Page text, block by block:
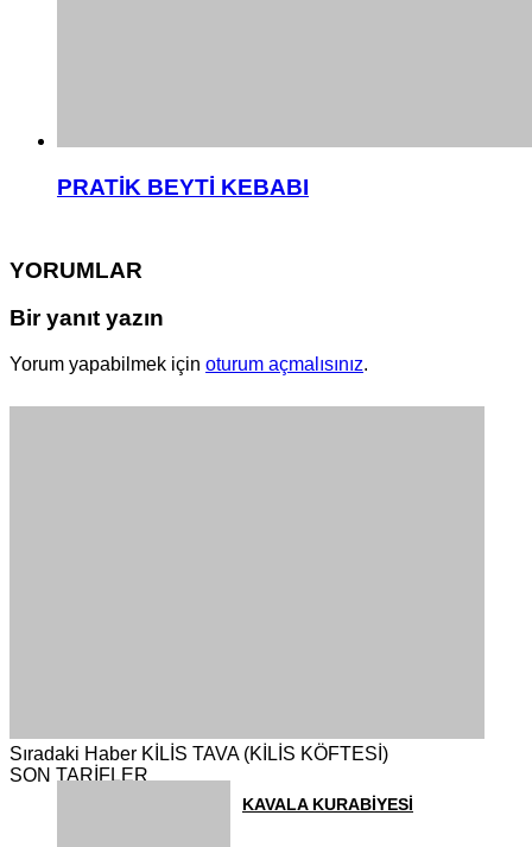
PRATİK BEYTİ KEBABI
YORUMLAR
Bir yanıt yazın
Yorum yapabilmek için oturum açmalısınız.
Sıradaki Haber KİLİS TAVA (KİLİS KÖFTESİ)
SON TARİFLER
KAVALA KURABİYESİ